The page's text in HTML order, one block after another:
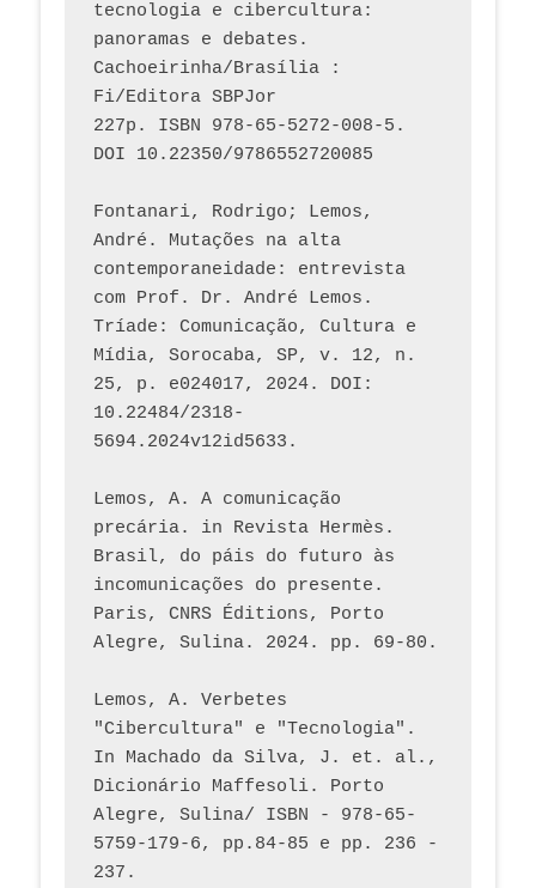
tecnologia e cibercultura:
panoramas e debates.
Cachoeirinha/Brasília :
Fi/Editora SBPJor
227p. ISBN 978-65-5272-008-5.
DOI 10.22350/9786552720085
Fontanari, Rodrigo; Lemos,
André. Mutações na alta
contemporaneidade: entrevista
com Prof. Dr. André Lemos.
Tríade: Comunicação, Cultura e
Mídia, Sorocaba, SP, v. 12, n.
25, p. e024017, 2024. DOI:
10.22484/2318-
5694.2024v12id5633.
Lemos, A. A comunicação
precária. in Revista Hermès.
Brasil, do páis do futuro às
incomunicações do presente.
Paris, CNRS Éditions, Porto
Lemos, A. Verbetes
"Cibercultura" e "Tecnologia".
In Machado da Silva, J. et. al.,
Dicionário Maffesoli. Porto
Alegre, Sulina/ ISBN - 978-65-
5759-179-6, pp.84-85 e pp. 236 -
237.